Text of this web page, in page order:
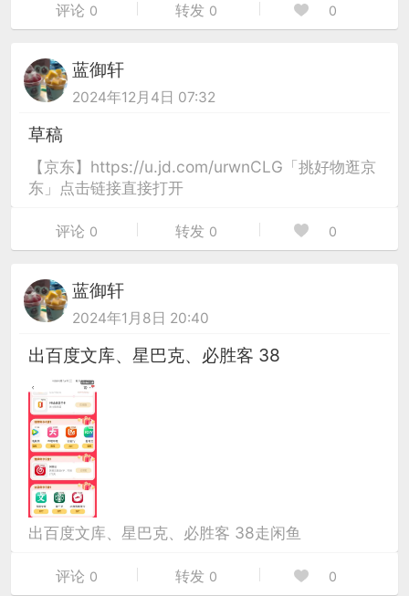
评论 0 转发 0 0
蓝御轩
2024年12月4日 07:32
草稿
【京东】https://u.jd.com/urwnCLG「挑好物逛京
东」点击链接直接打开
评论 0 转发 0 0
蓝御轩
2024年1月8日 20:40
出百度文库、星巴克、必胜客 38
出百度文库、星巴克、必胜客 38走闲鱼
评论 0 转发 0 0